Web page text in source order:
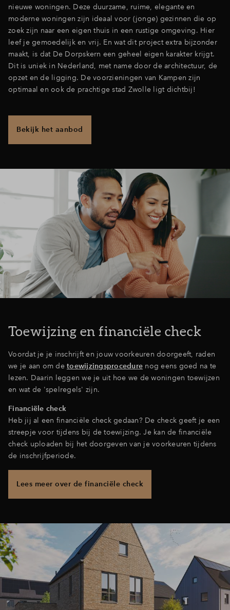
nieuwe woningen. Deze duurzame, ruime, elegante en
moderne woningen zijn ideaal voor (jonge) gezinnen die op
zoek zijn naar een eigen thuis in een rustige omgeving. Hier
leef je gemoedelijk en vrij. En wat dit project extra bijzonder
maakt, is dat De Dorpskern een geheel eigen karakter krijgt.
Dit is uniek in Nederland, met name door de architectuur, de
opzet en de ligging. De voorzieningen van Kampen zijn
optimaal en ook de prachtige stad Zwolle ligt dichtbij!
Bekijk het aanbod
Toewijzing en financiële check
Voordat je je inschrijft en jouw voorkeuren doorgeeft, raden
we je aan om de toewijzingsprocedure nog eens goed na te
lezen. Daarin leggen we je uit hoe we de woningen toewijzen
en wat de 'spelregels' zijn.
Financiële check
Heb jij al een financiële check gedaan? De check geeft je een
streepje voor tijdens bij de toewijzing. Je kan de financiële
check uploaden bij het doorgeven van je voorkeuren tijdens
de inschrijfperiode.
Lees meer over de financiële check